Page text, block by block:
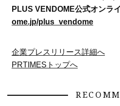
PLUS VENDOME公式オンラ
ome.jp/plus_vendome
企業プレスリリース詳細へ
PRTIMESトップへ